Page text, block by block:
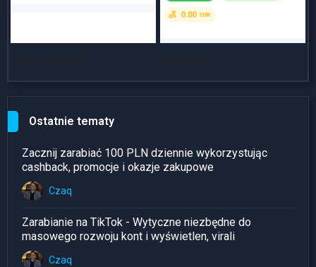
Ostatnie tematy
Zacznij zarabiać 100 PLN dziennie wykorzystując
cashback, promocje i okazje zakupowe
Czaq
Zarabianie na TikTok - Wytyczne niezbędne do
masowego rozwoju kont i wyświetlen, virali
Czaq